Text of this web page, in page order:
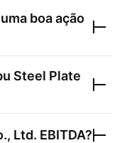
boa ação
Steel Plate
Ltd. EBITDA?